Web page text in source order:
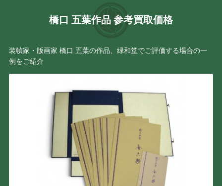
橋口 五葉作品 参考買取価格
装幀家・版画家 橋口 五葉の作品、緑和堂でご評価する場合の一
例をご紹介